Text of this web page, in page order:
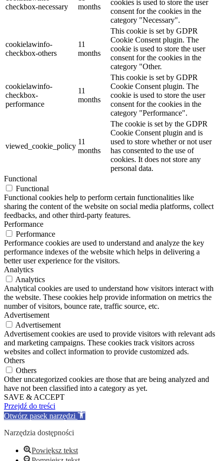
checkbox-necessary
months
cookies is used to store the user
consent for the cookies in the
category "Necessary".
cookielawinfo-
checkbox-others
11
months
This cookie is set by GDPR
Cookie Consent plugin. The
cookie is used to store the user
consent for the cookies in the
category "Other.
cookielawinfo-
checkbox-
performance
11
months
This cookie is set by GDPR
Cookie Consent plugin. The
cookie is used to store the user
consent for the cookies in the
category "Performance".
viewed_cookie_policy
11
months
The cookie is set by the GDPR
Cookie Consent plugin and is
used to store whether or not user
has consented to the use of
cookies. It does not store any
personal data.
Functional
Functional
Functional cookies help to perform certain functionalities like
sharing the content of the website on social media platforms, collect
feedbacks, and other third-party features.
Performance
Performance
Performance cookies are used to understand and analyze the key
performance indexes of the website which helps in delivering a
better user experience for the visitors.
Analytics
Analytics
Analytical cookies are used to understand how visitors interact with
the website. These cookies help provide information on metrics the
number of visitors, bounce rate, traffic source, etc.
Advertisement
Advertisement
Advertisement cookies are used to provide visitors with relevant ads
and marketing campaigns. These cookies track visitors across
websites and collect information to provide customized ads.
Others
Others
Other uncategorized cookies are those that are being analyzed and
have not been classified into a category as yet.
SAVE & ACCEPT
Przejdź do treści
Otwórz pasek narzędzi
Narzędzia dostępności
Powiększ tekst